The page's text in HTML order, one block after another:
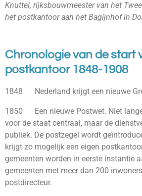
Knuttel, rijksbouwmeester van het
het postkantoor aan het Bagijnhof in
Chronologie van de start
postkantoor 1848-1908
1848 Nederland krijgt een nieuwe
1850 Een nieuwe Postwet. Niet
voor de staat centraal, maar de
publiek. De postzegel wordt
krijgt zo mogelijk een eigen
gemeenten worden in eerste instantie
gemeenten met meer dan 200
postdirecteur.